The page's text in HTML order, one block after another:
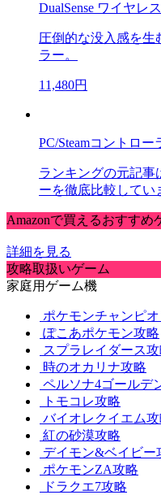
DualSense ワイヤレ
圧倒的な没入感を生
ラー。
11,480円
PC/Steamコントロ
ランキングの元記事
ーを徹底比較してい
Amazonで買えるおすすめ
詳細を見る
攻略取扱いゲーム
家庭用ゲーム機
ポケモンチャンピ
ぽこあポケモン攻略
スプラレイダース
時のオカリナ攻略
ペルソナ4ゴールデ
トモコレ攻略
バイオレクイエム攻
紅の砂漠攻略
デイモン&ベイビー
ポケモンZA攻略
ドラクエ7攻略